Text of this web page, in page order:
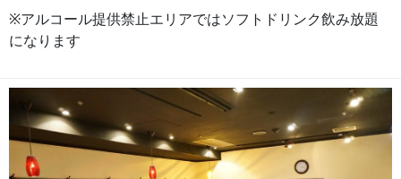
※アルコール提供禁止エリアではソフトドリンク飲み放題
になります